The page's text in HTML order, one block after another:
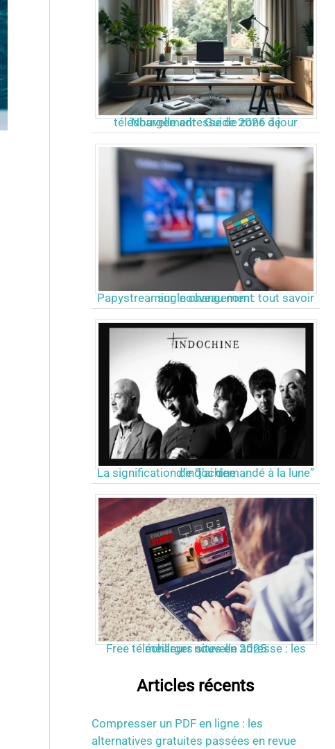
Nouvelle adresse de zone de téléchargement : Guide 2026 à jour
Papystreaming nouveau nom : tout savoir sur le changement
La signification de “j’ai demandé à la lune” d’indochine
Free télécharger nouvelle adresse : les meilleurs sites en 2025
Articles récents
Compresser un PDF en ligne : les
alternatives gratuites passées en revue